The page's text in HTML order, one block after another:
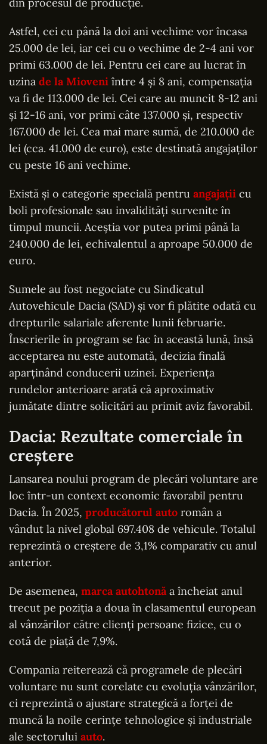
Astfel, cei cu până la doi ani vechime vor încasa
25.000 de lei, iar cei cu o vechime de 2-4 ani vor
primi 63.000 de lei. Pentru cei care au lucrat în
uzina de la Mioveni între 4 și 8 ani, compensația
va fi de 113.000 de lei. Cei care au muncit 8-12 ani
și 12-16 ani, vor primi câte 137.000 și, respectiv
167.000 de lei. Cea mai mare sumă, de 210.000 de
lei (cca. 41.000 de euro), este destinată angajaților
cu peste 16 ani vechime.
Există și o categorie specială pentru angajații cu
boli profesionale sau invalidități survenite în
timpul muncii. Aceștia vor putea primi până la
240.000 de lei, echivalentul a aproape 50.000 de
euro.
Sumele au fost negociate cu Sindicatul
Autovehicule Dacia (SAD) și vor fi plătite odată cu
drepturile salariale aferente lunii februarie.
Înscrierile în program se fac în această lună, însă
acceptarea nu este automată, decizia finală
aparținând conducerii uzinei. Experiența
rundelor anterioare arată că aproximativ
jumătate dintre solicitări au primit aviz favorabil.
Dacia: Rezultate comerciale în
creștere
Lansarea noului program de plecări voluntare are
loc într-un context economic favorabil pentru
Dacia. În 2025, producătorul auto român a
vândut la nivel global 697.408 de vehicule. Totalul
reprezintă o creștere de 3,1% comparativ cu anul
anterior.
De asemenea, marca autohtonăa încheiat anul
trecut pe poziția a doua în clasamentul european
al vânzărilor către clienți persoane fizice, cu o
cotă de piață de 7,9%.
Compania reiterează că programele de plecări
voluntare nu sunt corelate cu evoluția vânzărilor,
ci reprezintă o ajustare strategică a forței de
muncă la noile cerințe tehnologice și industriale
ale sectorului auto.